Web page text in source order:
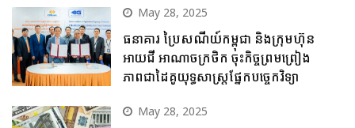
May 28, 2025
ធនាគារ ប្រៃសណីយ៍កម្ពុជា និងក្រុមហ៊ុន
អាយជី អាណាចក្រថិក ចុះកិច្ចព្រមព្រៀង
ភាពជាដៃគូយុទ្ធសាស្ត្រផ្នែកបច្ចេកវិទ្យា
May 28, 2025